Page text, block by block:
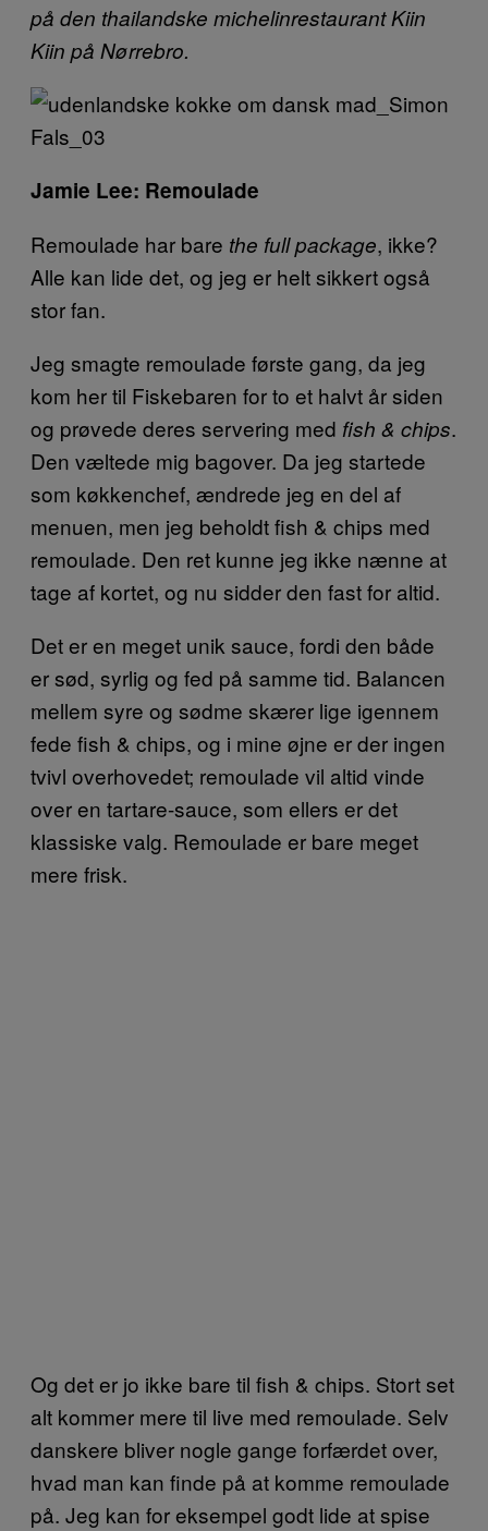
på den thailandske michelinrestaurant Kiin
Kiin på Nørrebro.
Jamie Lee: Remoulade
Remoulade har bare the full package, ikke?
Alle kan lide det, og jeg er helt sikkert også
stor fan.
Jeg smagte remoulade første gang, da jeg
kom her til Fiskebaren for to et halvt år siden
og prøvede deres servering med fish & chips.
Den væltede mig bagover. Da jeg startede
som køkkenchef, ændrede jeg en del af
menuen, men jeg beholdt fish & chips med
remoulade. Den ret kunne jeg ikke nænne at
tage af kortet, og nu sidder den fast for altid.
Det er en meget unik sauce, fordi den både
er sød, syrlig og fed på samme tid. Balancen
mellem syre og sødme skærer lige igennem
fede fish & chips, og i mine øjne er der ingen
tvivl overhovedet; remoulade vil altid vinde
over en tartare-sauce, som ellers er det
klassiske valg. Remoulade er bare meget
mere frisk.
Og det er jo ikke bare til fish & chips. Stort set
alt kommer mere til live med remoulade. Selv
danskere bliver nogle gange forfærdet over,
hvad man kan finde på at komme remoulade
på. Jeg kan for eksempel godt lide at spise